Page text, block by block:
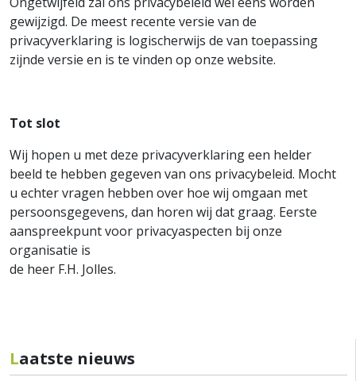
Laatste nieuws
gewijzigd. De meest recente versie van de
privacyverklaring is logischerwijs de van toepassing
zijnde versie en is te vinden op onze website.
Tot slot
Wij hopen u met deze privacyverklaring een helder
beeld te hebben gegeven van ons privacybeleid. Mocht
u echter vragen hebben over hoe wij omgaan met
persoonsgegevens, dan horen wij dat graag. Eerste
aanspreekpunt voor privacyaspecten bij onze
organisatie is
de heer F.H. Jolles.